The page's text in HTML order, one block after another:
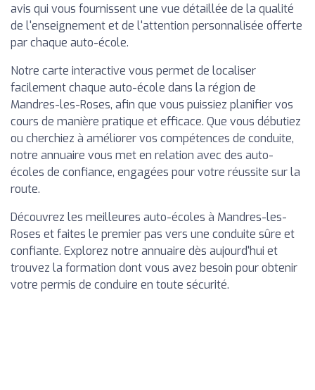
avis qui vous fournissent une vue détaillée de la qualité
de l'enseignement et de l'attention personnalisée offerte
par chaque auto-école.
Notre carte interactive vous permet de localiser
facilement chaque auto-école dans la région de
Mandres-les-Roses, afin que vous puissiez planifier vos
cours de manière pratique et efficace. Que vous débutiez
ou cherchiez à améliorer vos compétences de conduite,
notre annuaire vous met en relation avec des auto-
écoles de confiance, engagées pour votre réussite sur la
route.
Découvrez les meilleures auto-écoles à Mandres-les-
Roses et faites le premier pas vers une conduite sûre et
confiante. Explorez notre annuaire dès aujourd'hui et
trouvez la formation dont vous avez besoin pour obtenir
votre permis de conduire en toute sécurité.